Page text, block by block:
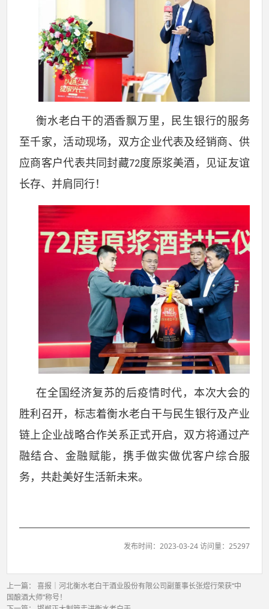
衡水老白干的酒香飘万里，民生银行的服务
至千家，活动现场，双方企业代表及经销商、供
应商客户代表共同封藏72度原浆美酒，见证友谊
长存、并肩同行！
在全国经济复苏的后疫情时代，本次大会的
胜利召开，标志着衡水老白干与民生银行及产业
链上企业战略合作关系正式开启，双方将通过产
融结合、金融赋能，携手做实做优客户综合服
务，共赴美好生活新未来。
发布时间：2023-03-24 访问量：25297
上一篇：喜报｜河北衡水老白干酒业股份有限公司副董事长张煜行荣获“中
国酿酒大师”称号！